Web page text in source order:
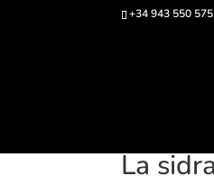
+34 943 550 575
La